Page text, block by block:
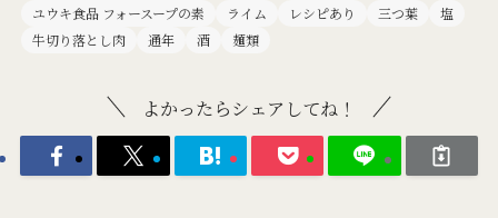
ユウキ食品 フォースープの素
ライム レシピあり 三つ葉
塩
牛切り落とし肉
通年 酒 麺類
よかったらシェアしてね！